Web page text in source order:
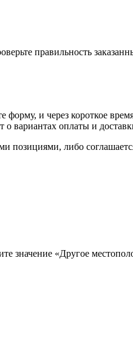
правильность
и через короткое
о вариантах оплаты и
позициями, либо
значение «Другое